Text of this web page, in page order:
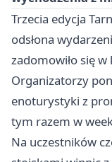
Trzecia edycja
odsłona
zadomowiło się
Organizatorzy
enoturystyki z
tym razem w
Na uczestników